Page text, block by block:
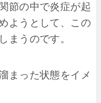
節の中で炎症が起
ようとして、この
まうのです。
まった状態をイメ